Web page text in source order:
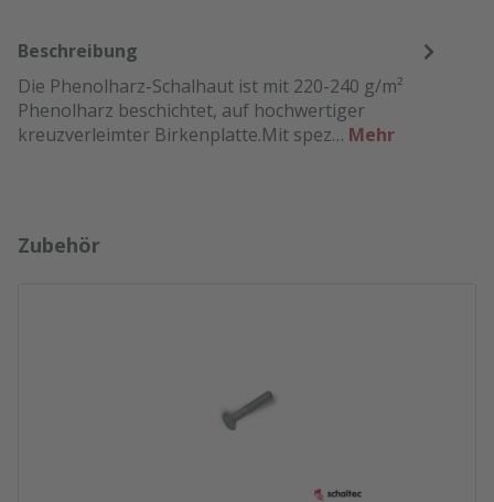
Beschreibung
Die Phenolharz-Schalhaut ist mit 220-240 g/m²
Phenolharz beschichtet, auf hochwertiger
kreuzverleimter Birkenplatte.Mit spez… Mehr
Produktgalerie überspringen
Zubehör